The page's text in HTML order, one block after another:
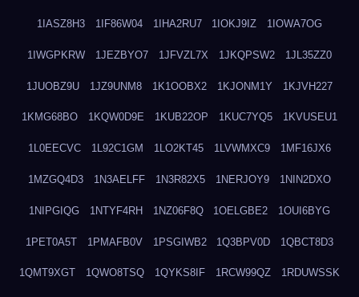
1IASZ8H3 1IF86W04 1IHA2RU7 1IOKJ9IZ 1IOWA7OG
1IWGPKRW 1JEZBYO7 1JFVZL7X 1JKQPSW2 1JL35ZZ0
1JUOBZ9U 1JZ9UNM8 1K1OOBX2 1KJONM1Y 1KJVH227
1KMG68BO 1KQW0D9E 1KUB22OP 1KUC7YQ5 1KVUSEU1
1L0EECVC 1L92C1GM 1LO2KT45 1LVWMXC9 1MF16JX6
1MZGQ4D3 1N3AELFF 1N3R82X5 1NERJOY9 1NIN2DXO
1NIPGIQG 1NTYF4RH 1NZ06F8Q 1OELGBE2 1OUI6BYG
1PET0A5T 1PMAFB0V 1PSGIWB2 1Q3BPV0D 1QBCT8D3
1QMT9XGT 1QWO8TSQ 1QYKS8IF 1RCW99QZ 1RDUWSSK